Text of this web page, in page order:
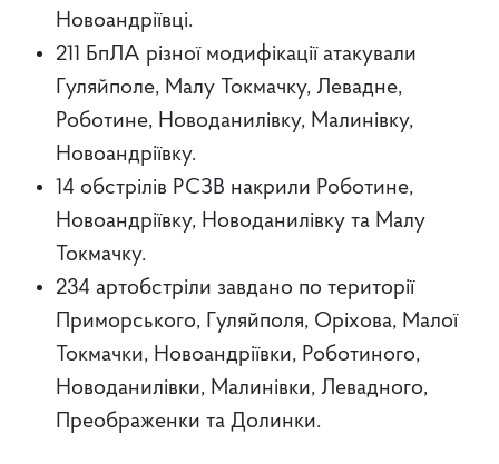
Новоандріївці.
211 БпЛА різної модифікації атакували
Гуляйполе, Малу Токмачку, Левадне,
Роботине, Новоданилівку, Малинівку,
Новоандріївку.
14 обстрілів РСЗВ накрили Роботине,
Новоандріївку, Новоданилівку та Малу
Токмачку.
234 артобстріли завдано по території
Приморського, Гуляйполя, Оріхова, Малої
Токмачки, Новоандріївки, Роботиного,
Новоданилівки, Малинівки, Левадного,
Преображенки та Долинки.